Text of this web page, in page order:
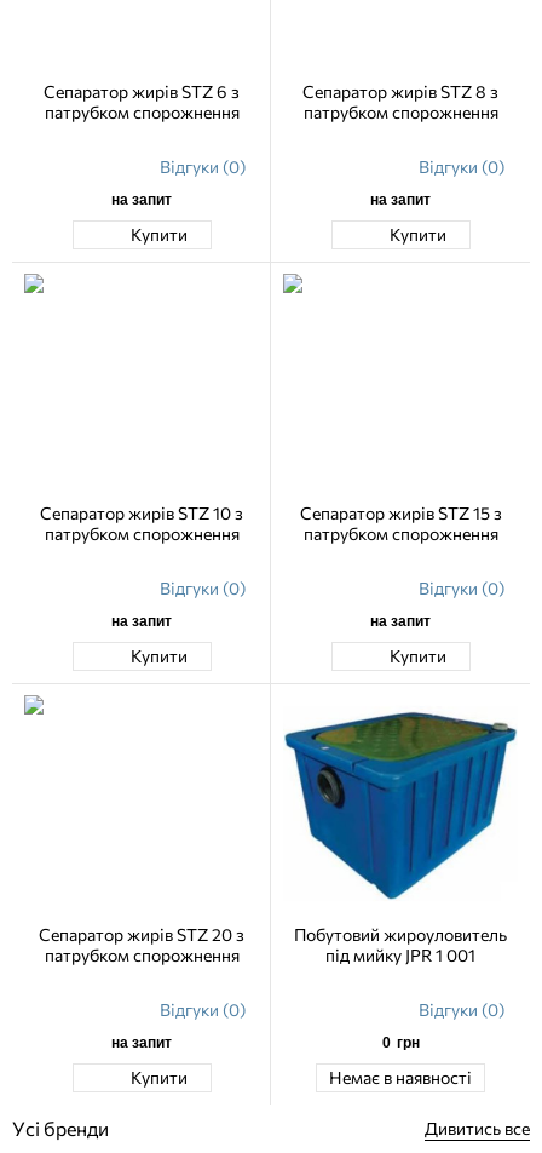
Сепаратор жирів STZ 6 з
патрубком спорожнення
Відгуки (0)
на запит
Купити
Сепаратор жирів STZ 8 з
патрубком спорожнення
Відгуки (0)
на запит
Купити
Сепаратор жирів STZ 10 з
патрубком спорожнення
Відгуки (0)
на запит
Купити
Сепаратор жирів STZ 15 з
патрубком спорожнення
Відгуки (0)
на запит
Купити
Сепаратор жирів STZ 20 з
патрубком спорожнення
Відгуки (0)
на запит
Купити
Побутовий жироуловитель
під мийку JPR 1 001
Відгуки (0)
0 грн
Немає в наявності
Усі бренди Дивитись все